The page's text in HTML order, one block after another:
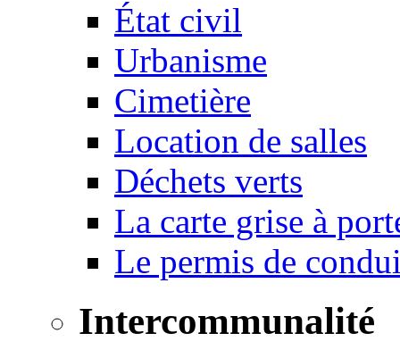
État civil
Urbanisme
Cimetière
Location de salles
Déchets verts
La carte grise à
Le permis de
Intercommunalité